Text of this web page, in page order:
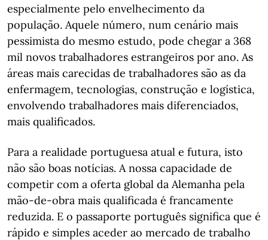
especialmente pelo envelhecimento da
população. Aquele número, num cenário mais
pessimista do mesmo estudo, pode chegar a 368
mil novos trabalhadores estrangeiros por ano. As
áreas mais carecidas de trabalhadores são as da
enfermagem, tecnologias, construção e logística,
envolvendo trabalhadores mais diferenciados,
mais qualificados.
Para a realidade portuguesa atual e futura, isto
não são boas notícias. A nossa capacidade de
competir com a oferta global da Alemanha pela
mão-de-obra mais qualificada é francamente
reduzida. E o passaporte português significa que é
rápido e simples aceder ao mercado de trabalho